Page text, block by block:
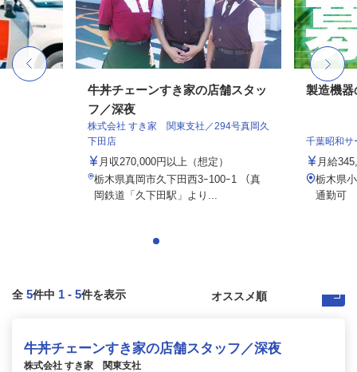
牛丼チェーンすき家の店舗スタッ
フ／深夜
株式会社 すき家 関東支社／294号真岡久
下田店
月収270,000円以上（想定）
栃木県真岡市久下田西3ｰ100ｰ1 （真
岡鉄道「久下田駅」より...
製造機器
千葉昭和サ
月給
栃木県
通勤可
全 5件中 1 - 5件を表示
牛丼チェーンすき家の店舗スタッフ／深夜
株式会社 すき家 関東支社